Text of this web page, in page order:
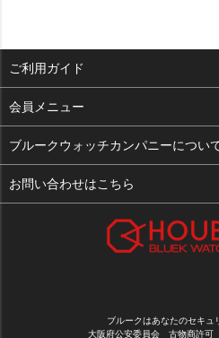
ご利用ガイド
よくある質問
支払い・送料
修理依頼
会員メニュー
ログイン
お気に入り
ブルークウォッチカンパニーについ
会社概要
お問い合わせはこちら
ブルークはあなたのセキュ
大阪府公安委員会 古物商許